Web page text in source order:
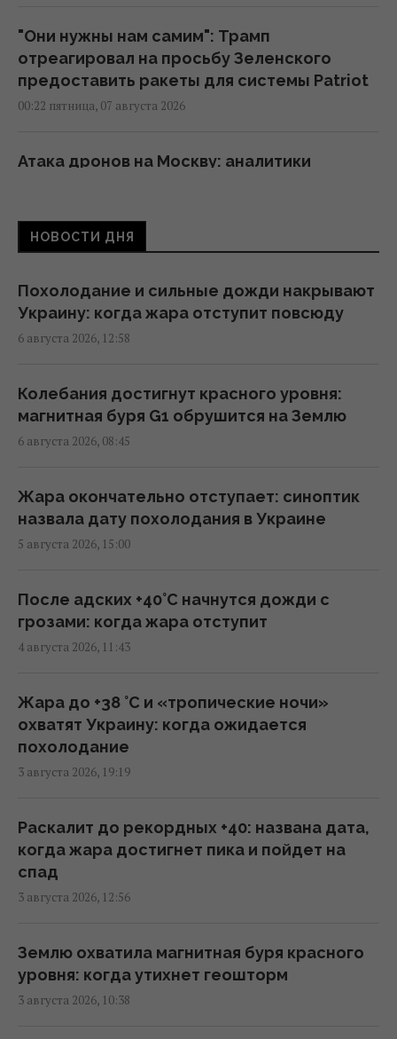
"Они нужны нам самим": Трамп
отреагировал на просьбу Зеленского
предоставить ракеты для системы Patriot
00:22 пятница, 07 августа 2026
Атака дронов на Москву: аналитики
23:39 четверг, 06 августа 2026
Украина ставит Путина на предвыборные
часы, - Newsweek
23:07 четверг, 06 августа 2026
Запад проигнорировал просьбу Киева о
срочных поставках зенитных ракет, – NYT
18:56 четверг, 06 августа 2026
В Польше анонсировали планы массовой
депортации украинцев, – СМИ
18:17 четверг, 06 августа 2026
Атакованный в Лейпциге самолет
"Антонова" перевозил боеприпасы, - СМИ
17:08 четверг, 06 августа 2026
Россия может использовать украинские
БПЛА для атак на цели в Балтии, –
литовская разведка
15:33 четверг, 06 августа 2026
Дрон со взрывчаткой возле украинского
Ан-24 в Лейпциге: пострадали ли самолет и
люди
13:13 четверг, 06 августа 2026
"Незаметные" российские диверсии: война
в Европе уже идет
12:50 четверг, 06 августа 2026
НОВОСТИ ДНЯ
Похолодание и сильные дожди накрывают
Украину: когда жара отступит повсюду
6 августа 2026, 12:58
Колебания достигнут красного уровня:
магнитная буря G1 обрушится на Землю
6 августа 2026, 08:45
Жара окончательно отступает: синоптик
назвала дату похолодания в Украине
5 августа 2026, 15:00
После адских +40°C начнутся дожди с
грозами: когда жара отступит
4 августа 2026, 11:43
Жара до +38 °С и «тропические ночи»
охватят Украину: когда ожидается
похолодание
3 августа 2026, 19:19
Раскалит до рекордных +40: названа дата,
когда жара достигнет пика и пойдет на
спад
3 августа 2026, 12:56
Землю охватила магнитная буря красного
уровня: когда утихнет геошторм
3 августа 2026, 10:38